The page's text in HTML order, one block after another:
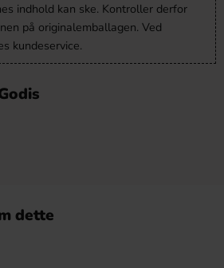
indhold kan ske. Kontroller derfor
på originalemballagen. Ved
kundeservice.
dette